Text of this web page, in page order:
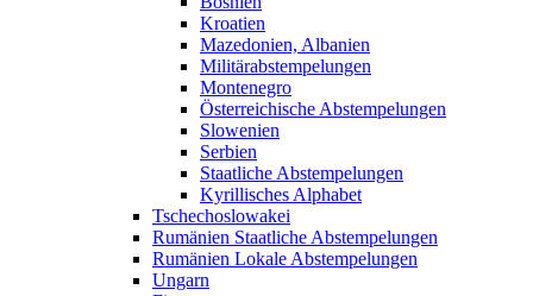
Kroatien
Mazedonien, Albanien
Militärabstempelungen
Montenegro
Österreichische Abstempelungen
Slowenien
Serbien
Staatliche Abstempelungen
Kyrillisches Alphabet
Tschechoslowakei
Rumänien Staatliche Abstempelungen
Rumänien Lokale Abstempelungen
Ungarn